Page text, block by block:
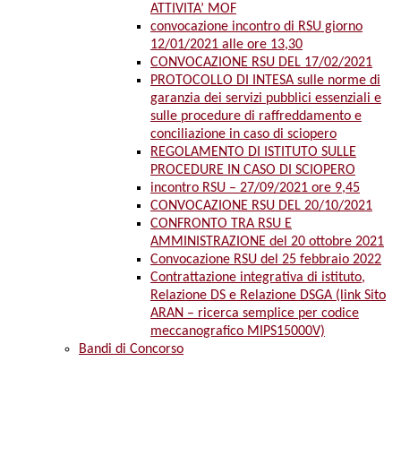
ATTIVITA’ MOF
convocazione incontro di RSU giorno
12/01/2021 alle ore 13,30
CONVOCAZIONE RSU DEL 17/02/2021
PROTOCOLLO DI INTESA sulle norme di
garanzia dei servizi pubblici essenziali e
sulle procedure di raffreddamento e
conciliazione in caso di sciopero
REGOLAMENTO DI ISTITUTO SULLE
PROCEDURE IN CASO DI SCIOPERO
incontro RSU – 27/09/2021 ore 9,45
CONVOCAZIONE RSU DEL 20/10/2021
CONFRONTO TRA RSU E
AMMINISTRAZIONE del 20 ottobre 2021
Convocazione RSU del 25 febbraio 2022
Contrattazione integrativa di istituto,
Relazione DS e Relazione DSGA (link Sito
ARAN – ricerca semplice per codice
meccanografico MIPS15000V)
Bandi di Concorso